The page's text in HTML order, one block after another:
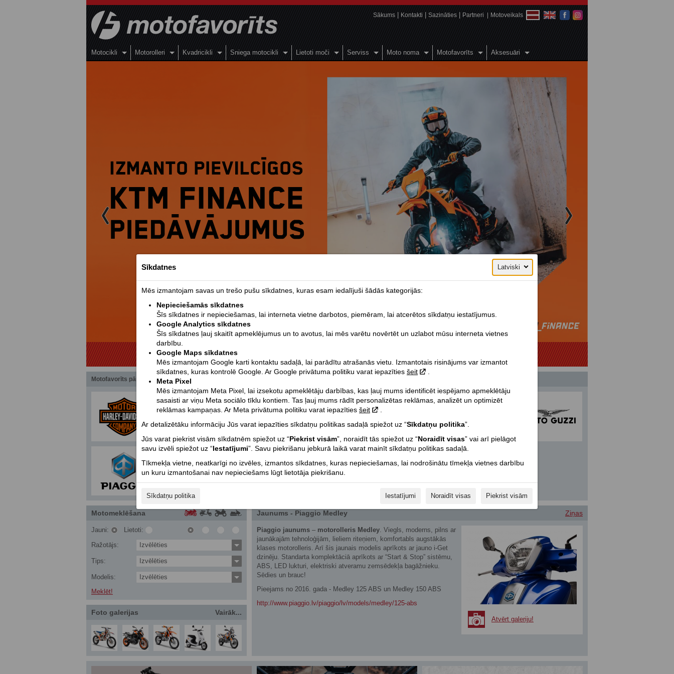
Motoveikals
Sākums Kontakti Sazināties Partneri
Motocikli Motorolleri Kvadricikli Sniega motocikli Lietoti moči Serviss Moto noma Motofavorīts Aksesuāri
Motofavorīts pārstāvētie zīmoli
Motomeklēšana
Jauni:
Lietoti:
Ražotājs:
Izvēlēties
Tips: Izvēlēties
Modelis:
Izvēlēties
Meklēt!
Foto galerijas Vairāk...
Jaunums - Piaggio Medley Ziņas
Atvērt galeriju!
Piaggio jaunums – motorolleris Medley. Viegls, moderns, pilns ar
jaunākajām tehnoloģijām, lieliem riteņiem, komfortabls augstākās
klases motorolleris. Arī šis jaunais modelis aprīkots ar jauno i-Get
dzinēju. Standarta komplektāciā aprīkots ar “Start & Stop” sistēmu,
ABS, LED lukturi, elektriski atveramu zemsēdekļa bagāžnieku.
Sēdies un brauc!
Pieejams no 2016. gada - Medley 125 ABS un Medley 150 ABS
http://www.piaggio.lv/piaggio/lv/models/medley/125-abs
Sīkdatnes Latviski
Mēs izmantojam savas un trešo pušu sīkdatnes, kuras esam iedalījuši šādās kategorijās:
Nepieciešamās sīkdatnes
Šīs sīkdatnes ir nepieciešamas, lai interneta vietne darbotos, piemēram, lai atcerētos sīkdatņu iestatījumus.
Google Analytics sīkdatnes
Šīs sīkdatnes ļauj skaitīt apmeklējumus un to avotus, lai mēs varētu novērtēt un uzlabot mūsu interneta vietnes
darbību.
Google Maps sīkdatnes
Mēs izmantojam Google karti kontaktu sadaļā, lai parādītu atrašanās vietu. Izmantotais risinājums var izmantot
sīkdatnes, kuras kontrolē Google. Ar Google privātuma politiku varat iepazīties šeit
Meta Pixel
Mēs izmantojam Meta Pixel, lai izsekotu apmeklētāju darbības, kas ļauj mums identificēt iespējamo apmeklētāju
sasaisti ar viņu Meta sociālo tīklu kontiem. Tas ļauj mums rādīt personalizētas reklāmas, analizēt un optimizēt
reklāmas kampaņas. Ar Meta privātuma politiku varat iepazīties šeit
Ar detalizētāku informāciju Jūs varat iepazīties sīkdatņu politikas sadaļā spiežot uz “Sīkdatņu politika”.
Jūs varat piekrist visām sīkdatnēm spiežot uz “Piekrist visām”, noraidīt tās spiežot uz “Noraidīt visas” vai arī pielāgot
savu izvēli spiežot uz “Iestatījumi”. Savu piekrišanu jebkurā laikā varat mainīt sīkdatņu politikas sadaļā.
Tīkmekļa vietne, neatkarīgi no izvēles, izmantos sīkdatnes, kuras nepieciešamas, lai nodrošinātu tīmekļa vietnes darbību
un kuru izmantošanai nav nepieciešams lūgt lietotāja piekrišanu.
Piekrist visām
Noraidīt visas
Iestatījumi
Sīkdatņu politika